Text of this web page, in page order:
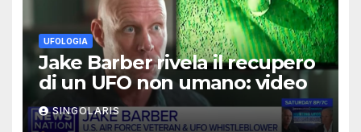
UFOLOGIA
Jake Barber rivela il recupero
di un UFO non umano: video
SINGOLARIS